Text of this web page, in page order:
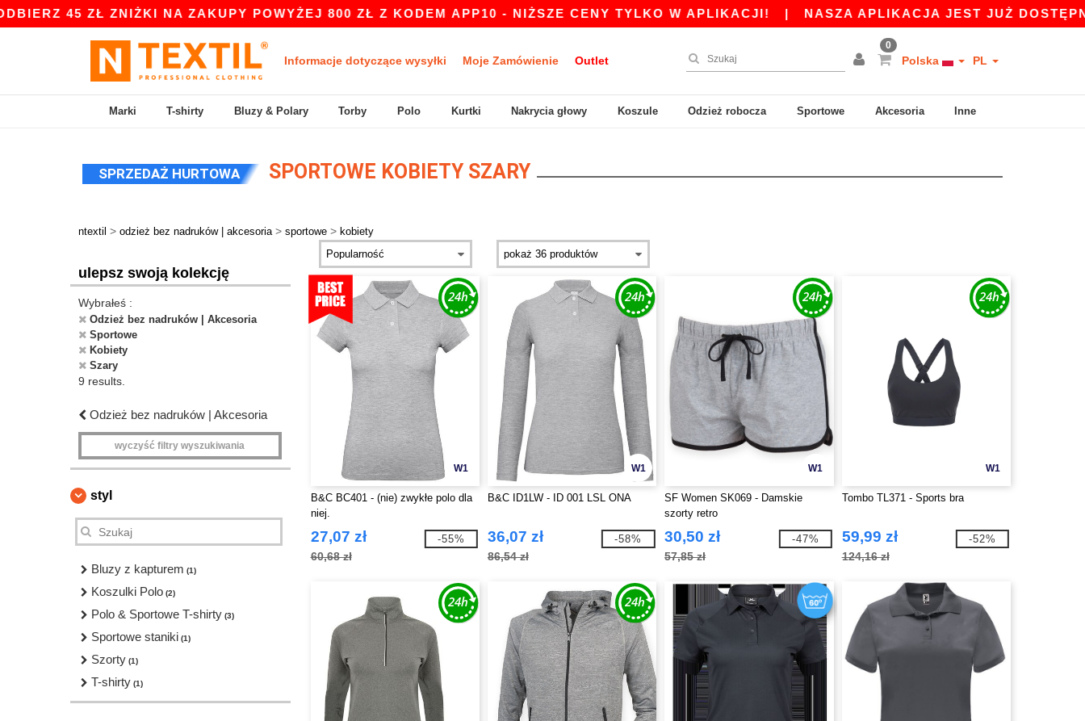
45 ZŁ ZNIŻKI NA ZAKUPY POWYŻEJ 800 ZŁ Z KODEM APP10 - NIŻSZE CENY TYLKO W APLIKACJI!|NASZA APLIKACJA JEST JUŻ DOSTĘPNA
Informacje dotyczące wysyłki Moje Zamówienie Outlet
0
Polska PL
Marki T-shirty Bluzy & Polary Torby Polo Kurtki Nakrycia głowy Koszule Odzież robocza Sportowe Akcesoria Inne
SPRZEDAŻ HURTOWA SPORTOWE KOBIETY SZARY
ntextil > odzież bez nadruków | akcesoria > sportowe > kobiety
ulepsz swoją kolekcję
Wybrałeś :
Odzież bez nadruków | Akcesoria
Sportowe
Kobiety
Szary
9 results.
Odzież bez nadruków | Akcesoria
wyczyść filtry wyszukiwania
styl
Bluzy z kapturem (1)
Koszulki Polo (2)
Polo & Sportowe T-shirty (3)
Sportowe staniki (1)
Szorty (1)
T-shirty (1)
W1
B&C BC401 - (nie) zwykłe polo dla
niej.
27,07 zł
60,68 zł
-55%
W1
B&C ID1LW - ID 001 LSL ONA
36,07 zł
86,54 zł
-58%
W1
SF Women SK069 - Damskie
szorty retro
30,50 zł
57,85 zł
-47%
W1
Tombo TL371 - Sports bra
59,99 zł
124,16 zł
-52%